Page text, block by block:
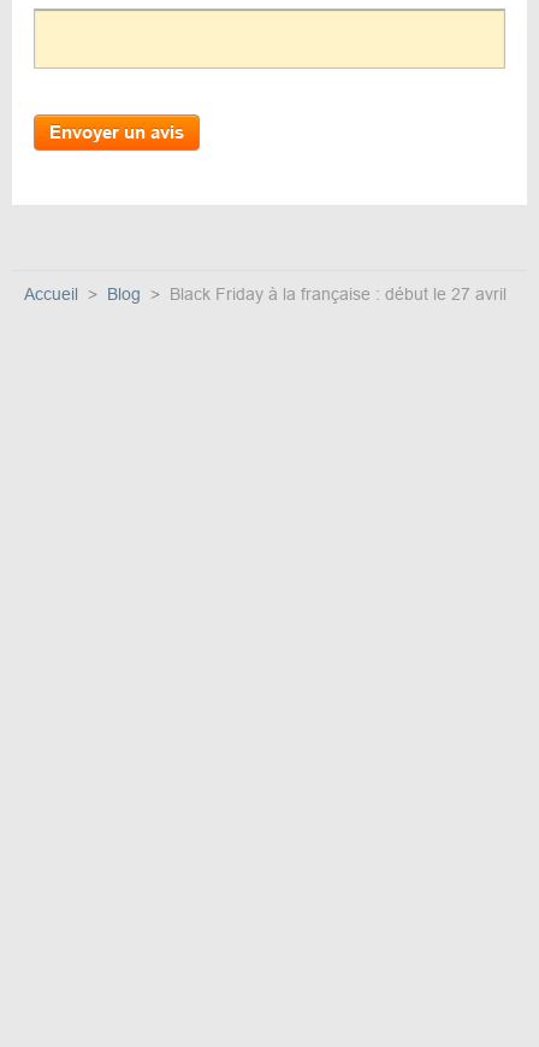
Envoyer un avis
Accueil Blog Black Friday à la française : début le 27 avril